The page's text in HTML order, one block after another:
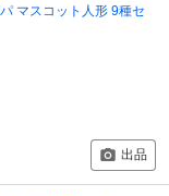
マスコット人形 9種セ
出品